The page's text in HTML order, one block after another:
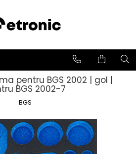
pentru BGS 2002 | gol |
BGS 2002-7
BGS